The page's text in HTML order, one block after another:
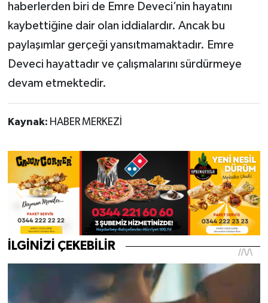
haberlerden biri de Emre Deveci’nin hayatını
kaybettiğine dair olan iddialardır. Ancak bu
paylaşımlar gerçeği yansıtmamaktadır. Emre
Deveci hayattadır ve çalışmalarını sürdürmeye
devam etmektedir.
Kaynak: HABER MERKEZİ